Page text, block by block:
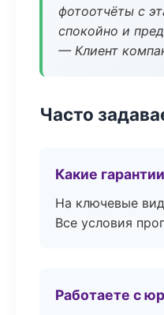
фотоотчёты с
спокойно и
— Клиент
Часто
Какие
На ключевые
Все условия
Работаете с